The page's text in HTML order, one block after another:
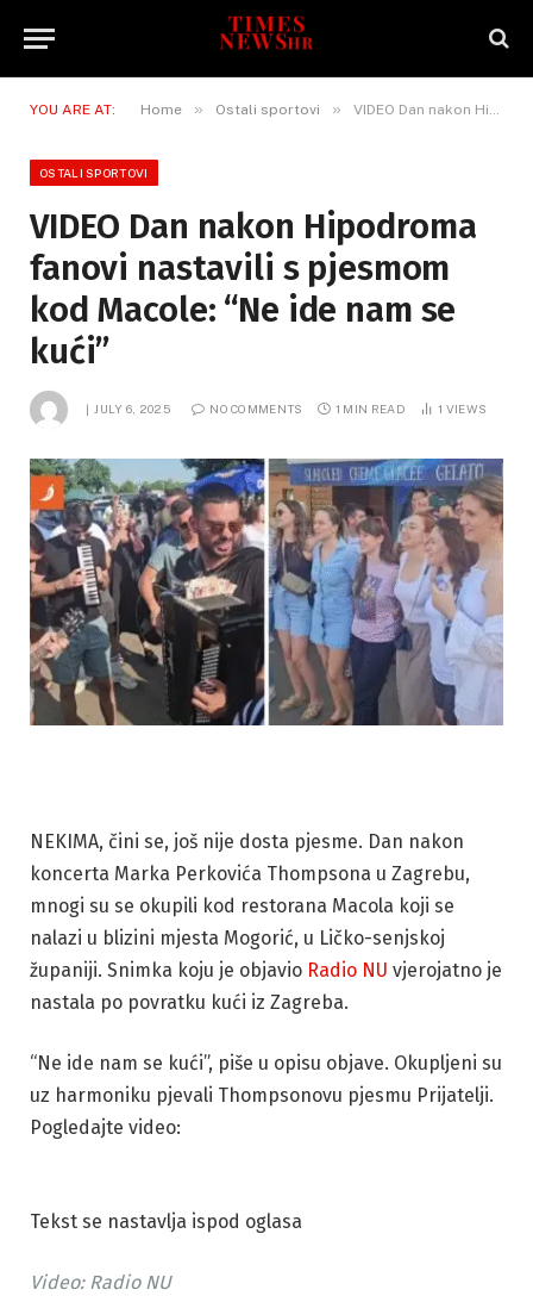
YOU ARE AT: Home » Ostali sportovi » VIDEO Dan nakon Hipodroma fanovi nastavili s pjesmom kod Macole: “Ne ide nam se kući”
OSTALI SPORTOVI
VIDEO Dan nakon Hipodroma
fanovi nastavili s pjesmom
kod Macole: “Ne ide nam se
kući”
JULY 6, 2025 NO COMMENTS 1 MIN READ 1 VIEWS
NEKIMA, čini se, još nije dosta pjesme. Dan nakon
koncerta Marka Perkovića Thompsona u Zagrebu,
mnogi su se okupili kod restorana Macola koji se
nalazi u blizini mjesta Mogorić, u Ličko-senjskoj
županiji. Snimka koju je objavio Radio NU vjerojatno je
nastala po povratku kući iz Zagreba.
“Ne ide nam se kući”, piše u opisu objave. Okupljeni su
uz harmoniku pjevali Thompsonovu pjesmu Prijatelji.
Pogledajte video:
Tekst se nastavlja ispod oglasa
Video: Radio NU